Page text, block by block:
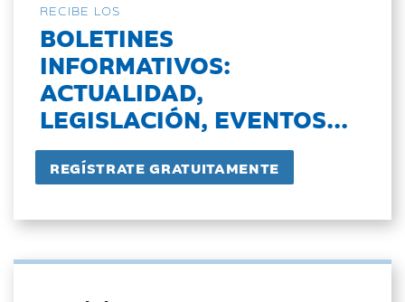
RECIBE LOS
BOLETINES
INFORMATIVOS:
ACTUALIDAD,
LEGISLACIÓN, EVENTOS...